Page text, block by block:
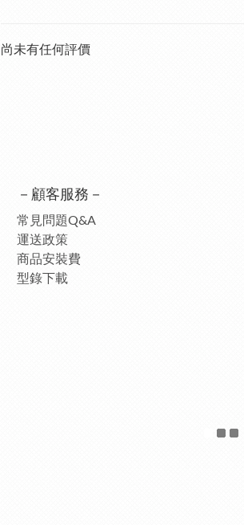
尚未有任何評價
－顧客服務－
常見問題Q&A
運送政策
商品安裝費
型錄下載